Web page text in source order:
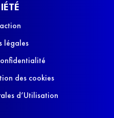
légales
des cookies
d’Utilisation